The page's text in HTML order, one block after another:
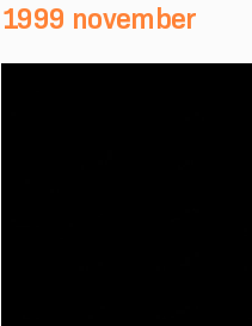
1999 november